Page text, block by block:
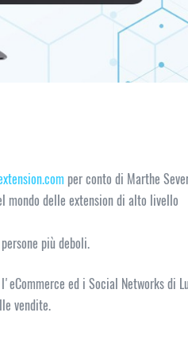
per conto di Marthe
mondo delle extension di alto livello
più deboli.
ed i Social Networks di
vendite.